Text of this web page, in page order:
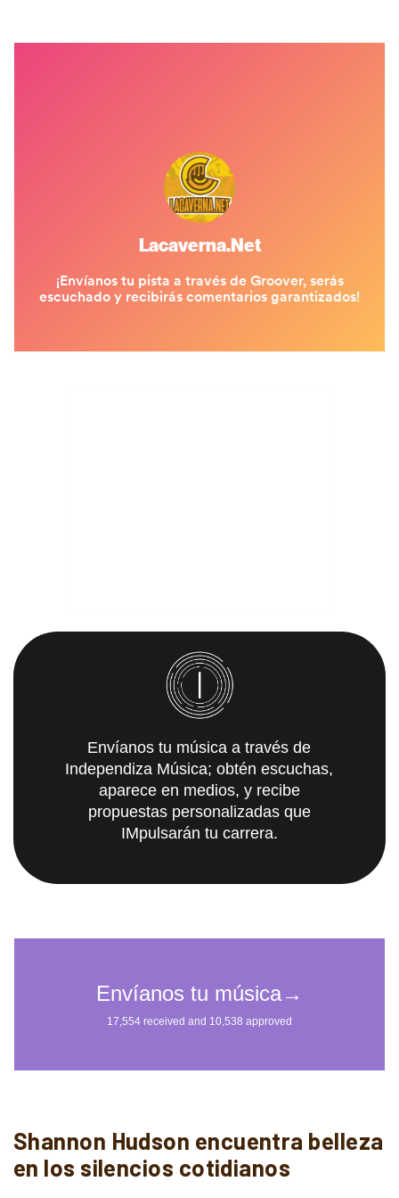
Envíanos tu música a través de
Independiza Música; obtén escuchas,
aparece en medios, y recibe
propuestas personalizadas que
IMpulsarán tu carrera.
Shannon Hudson encuentra belleza
en los silencios cotidianos